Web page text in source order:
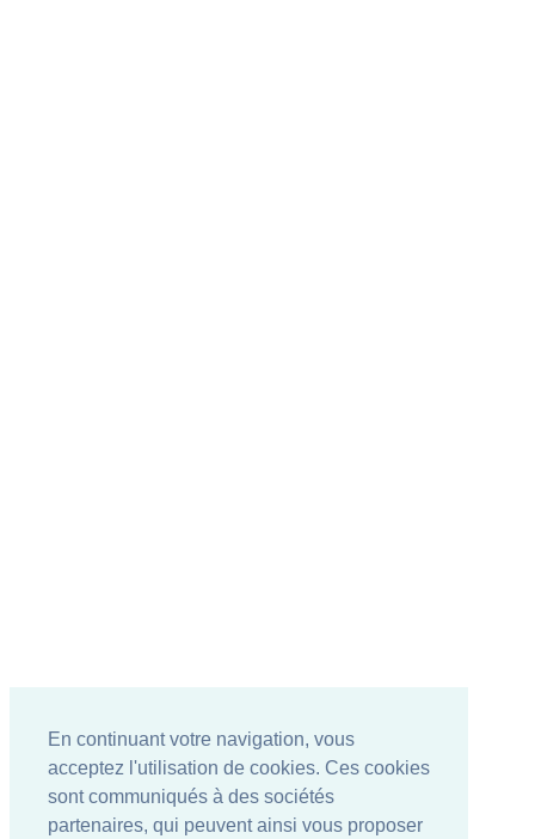
En continuant votre navigation, vous
acceptez l'utilisation de cookies. Ces cookies
sont communiqués à des sociétés
partenaires, qui peuvent ainsi vous proposer